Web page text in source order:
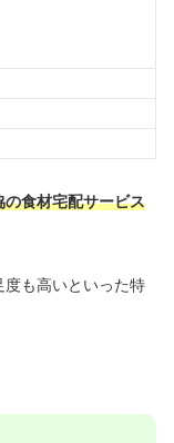
食材宅配サービス
も高いといった特